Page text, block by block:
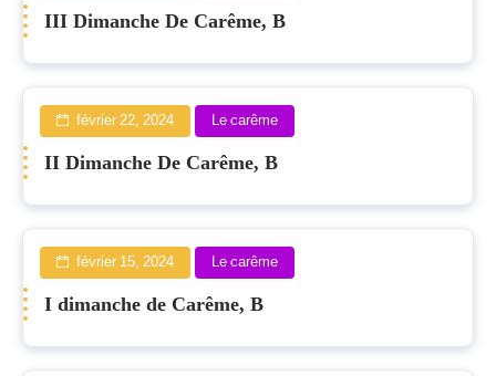
III Dimanche De Carême, B
février 22, 2024 Le carême
II Dimanche De Carême, B
février 15, 2024 Le carême
I dimanche de Carême, B